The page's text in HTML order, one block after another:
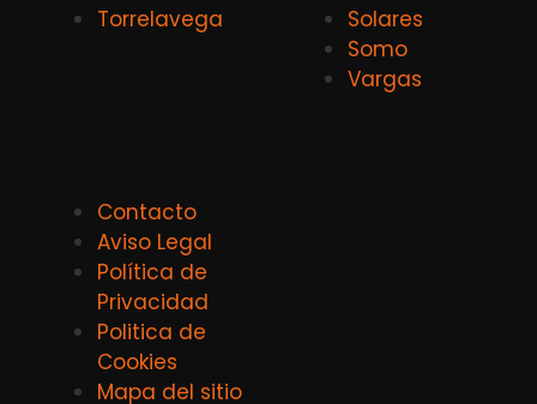
Torrelavega
Solares
Somo
Vargas
Contacto
Aviso Legal
Política de
Privacidad
Politica de
Cookies
Mapa del sitio